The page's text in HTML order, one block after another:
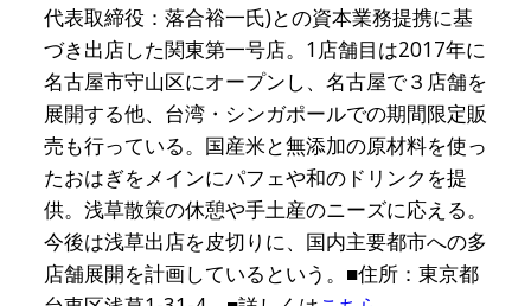
代表取締役：落合裕一氏)との資本業務提携に基
づき出店した関東第一号店。1店舗目は2017年に
名古屋市守山区にオープンし、名古屋で３店舗を
展開する他、台湾・シンガポールでの期間限定販
売も行っている。国産米と無添加の原材料を使っ
たおはぎをメインにパフェや和のドリンクを提
供。浅草散策の休憩や手土産のニーズに応える。
今後は浅草出店を皮切りに、国内主要都市への多
店舗展開を計画しているという。■住所：東京都